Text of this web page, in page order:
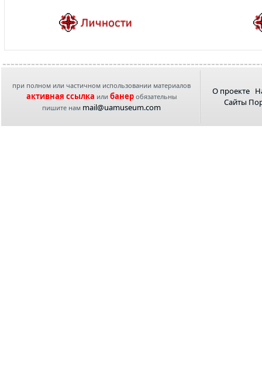
при полном или частичном использовании материалов
активная ссылка или банеробязательны
пишите нам mail@uamuseum.com
О проекте
Сайты